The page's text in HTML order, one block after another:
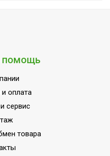
помощь
оплата
сервис
товара